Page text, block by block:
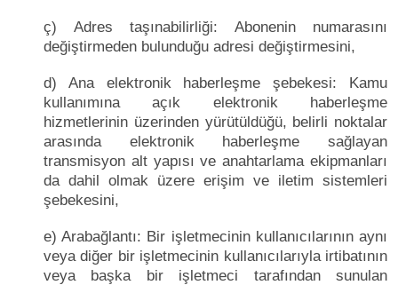
ç) Adres taşınabilirliği: Abonenin numarasını
değiştirmeden bulunduğu adresi değiştirmesini,
d) Ana elektronik haberleşme şebekesi: Kamu
kullanımına açık elektronik haberleşme
hizmetlerinin üzerinden yürütüldüğü, belirli noktalar
arasında elektronik haberleşme sağlayan
transmisyon alt yapısı ve anahtarlama ekipmanları
da dahil olmak üzere erişim ve iletim sistemleri
şebekesini,
e) Arabağlantı: Bir işletmecinin kullanıcılarının aynı
veya diğer bir işletmecinin kullanıcılarıyla irtibatının
veya başka bir işletmeci tarafından sunulan